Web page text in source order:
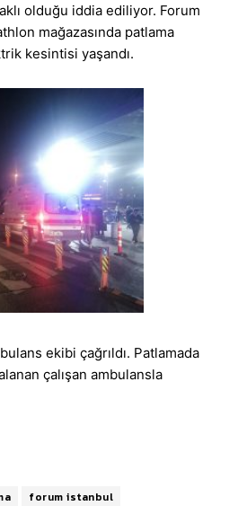
olduğu iddia ediliyor. Forum
mağazasında patlama
kesintisi yaşandı.
ekibi çağrıldı. Patlamada
çalışan ambulansla
forum istanbul